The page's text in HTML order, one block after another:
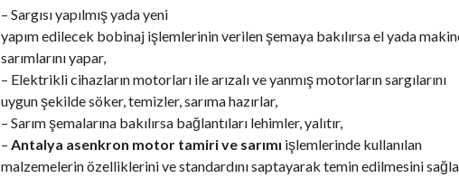
– Sargısı yapılmış yada yeni
yapım edilecek bobinaj işlemlerinin verilen şemaya bakılırsa el yada
sarımlarını yapar,
– Elektrikli cihazların motorları ile arızalı ve yanmış motorların sargılarını
uygun şekilde söker, temizler, sarıma hazırlar,
– Sarım şemalarına bakılırsa bağlantıları lehimler, yalıtır,
– Antalya asenkron motor tamiri ve sarımı işlemlerinde kullanılan
malzemelerin özelliklerini ve standardını saptayarak temin edilmesini